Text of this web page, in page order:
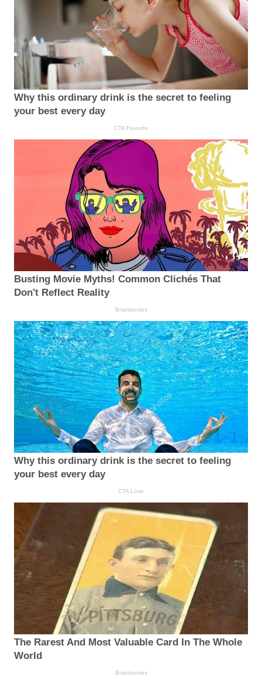
Why this ordinary drink is the secret to feeling
your best every day
CTA Favorite
Busting Movie Myths! Common Clichés That
Don't Reflect Reality
Brainberries
Why this ordinary drink is the secret to feeling
your best every day
CTA Love
The Rarest And Most Valuable Card In The Whole
World
Brainberries